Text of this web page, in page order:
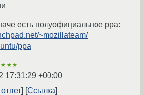
есть полуофициальное ppa:
~mozillateam/
ppa
17:31:29 +00:00
Ссылка